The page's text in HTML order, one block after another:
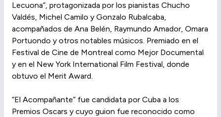
Lecuona”, protagonizada por los pianistas Chucho
Valdés, Michel Camilo y Gonzalo Rubalcaba,
acompañados de Ana Belén, Raymundo Amador, Omara
Portuondo y otros notables músicos. Premiado en el
Festival de Cine de Montreal como Mejor Documental
y en el New York International Film Festival, donde
obtuvo el Merit Award.
“El Acompañante” fue candidata por Cuba a los
Premios Oscars y cuyo guion fue reconocido como